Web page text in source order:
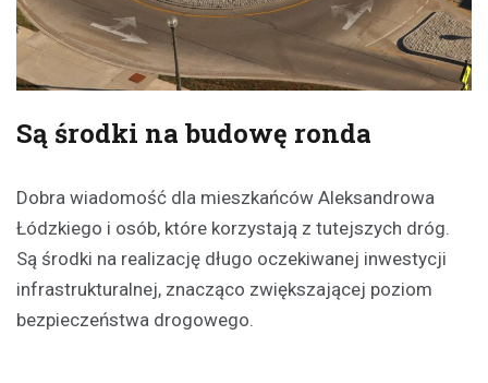
Są środki na budowę ronda
Dobra wiadomość dla mieszkańców Aleksandrowa
Łódzkiego i osób, które korzystają z tutejszych dróg.
Są środki na realizację długo oczekiwanej inwestycji
infrastrukturalnej, znacząco zwiększającej poziom
bezpieczeństwa drogowego.